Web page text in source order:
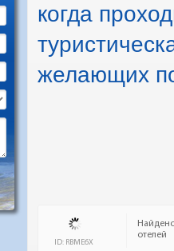
когда
желающих